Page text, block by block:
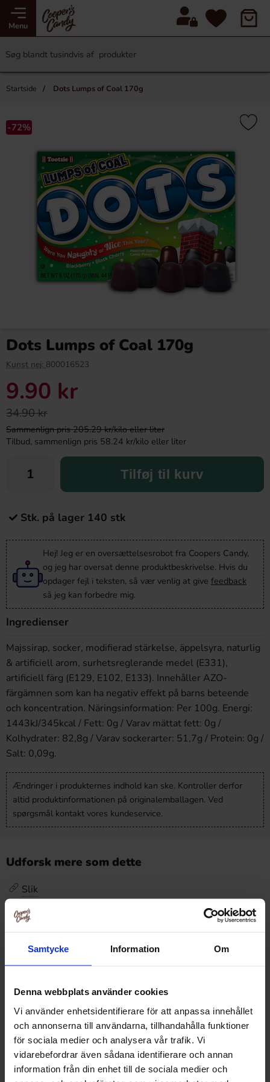
Samtycke Information Om
Denna webbplats använder cookies
Vi använder enhetsidentifierare för att anpassa innehållet
och annonserna till användarna, tillhandahålla funktioner
för sociala medier och analysera vår trafik. Vi
vidarebefordrar även sådana identifierare och annan
information från din enhet till de sociala medier och
Menu
Startside Dots Lumps of Coal 170g
-72%
Dots Lumps of Coal 170g
Kunst nej: 800016523
9.90 kr
34.90 kr
Sammenlign pris 205.29 kr/kilo eller liter
Tilbud, sammenlign pris 58.24 kr/kilo eller liter
Tilføj til kurv
Stk. på lager 140 stk
Hej! Jeg er en oversættelsesrobot fra Coopers Candy,
og jeg har oversat denne produktbeskrivelse. Hvis du
opdager fejl i teksten, så vær venlig at give feedback
så jeg kan forbedre mig.
Ingredienser
Majssirap, socker, modifierad stärkelse, äppelsyra, naturlig
& artificiell arom, surhetsreglerande medel (E331),
artificiell färg (E129, E102, E133). Innehåller AZO-
färgämnen som kan ha negativ effekt på barns beteende
och koncentration. Näringsinformation: Per 100g. Energi:
1443kJ/345kcal / Fett: 0g / Varav mättat fett: 0g /
Kolhydrater: 82,8g / Varav sockerarter: 51,7g / Protein: 0g /
Salt: 0,09g.
Ændringer i produkternes indhold kan ske. Kontroller derfor
altid produktinformationen på originalemballagen. Ved
spørgsmål kontakt vores kundeservice.
Udforsk mere som dette
Slik
Slik /
Anmeldelser
Dette produkt har ingen anmeldelser
Prishistorik